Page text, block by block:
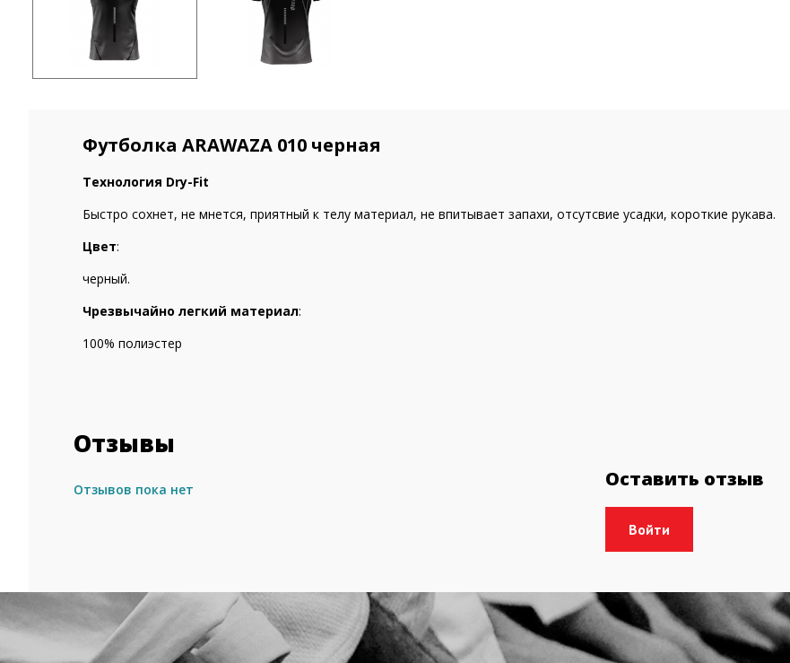
Футболка ARAWAZA 010 черная
Технология Dry-Fit
Быстро сохнет, не мнется, приятный к телу материал, не впитывает запахи, отсутсвие усадки, короткие рукава.
Цвет:
черный.
Чрезвычайно легкий материал:
100% полиэстер
Отзывы
Отзывов пока нет Оставить отзыв